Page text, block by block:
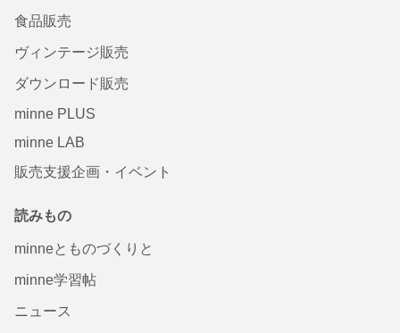
食品販売
ヴィンテージ販売
ダウンロード販売
minne PLUS
minne LAB
販売支援企画・イベント
読みもの
minneとものづくりと
minne学習帖
ニュース